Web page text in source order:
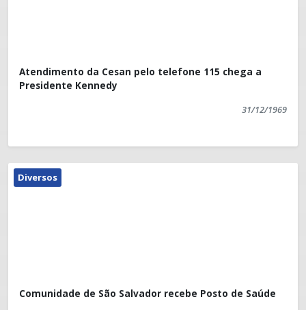
Atendimento da Cesan pelo telefone 115 chega a
Presidente Kennedy
31/12/1969
Diversos
Comunidade de São Salvador recebe Posto de Saúde